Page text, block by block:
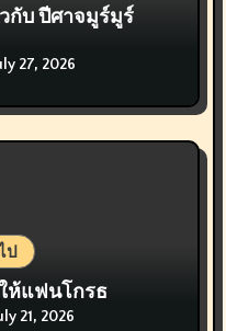
กับ ปีศาจมูร์มูร์
27, 2026
ป
ห้แฟนโกรธ
21, 2026